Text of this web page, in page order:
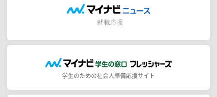
学生のための社会人準備応援サイト